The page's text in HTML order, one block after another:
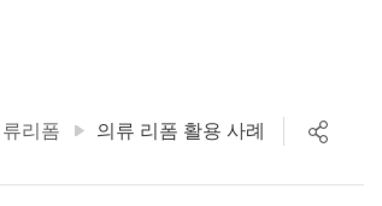
리폼 의류 리폼 활용 사례